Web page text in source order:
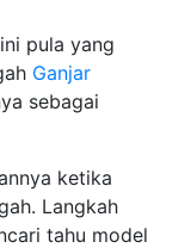
pula yang
Ganjar
sebagai
ketika
Langkah
tahu model